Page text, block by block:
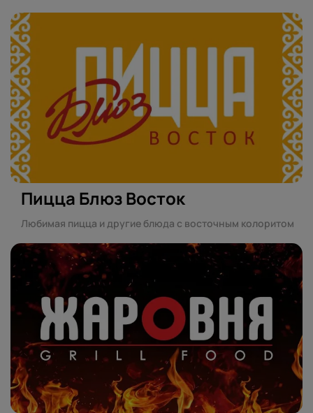
Пицца Блюз Восток
Любимая пицца и другие блюда с восточным колоритом